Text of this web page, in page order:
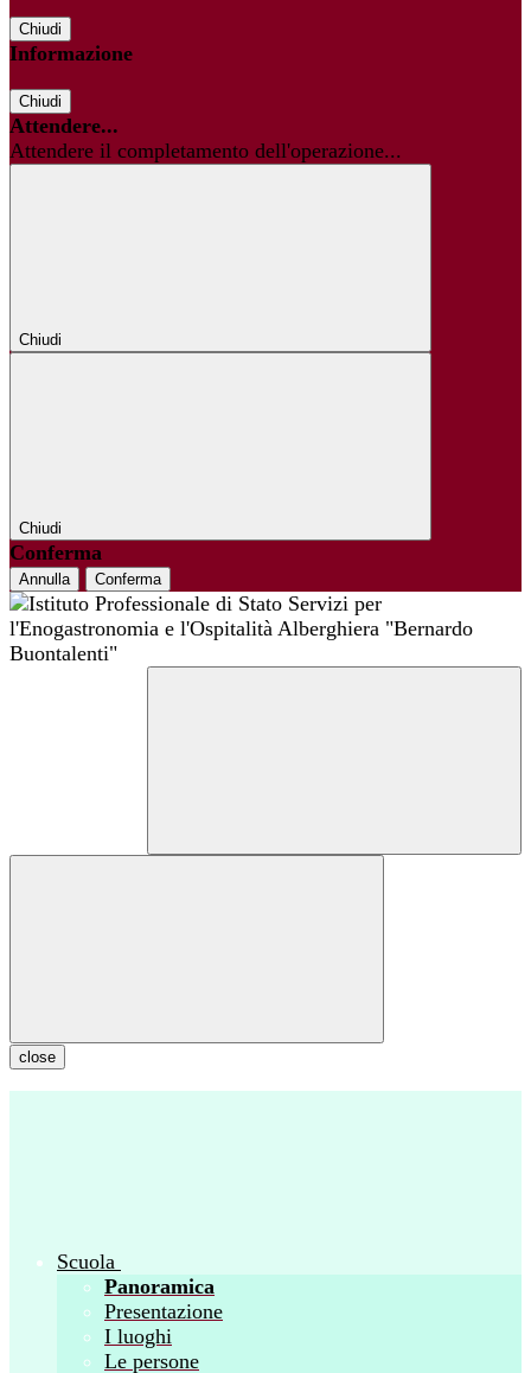
Chiudi
Informazione
Chiudi
Attendere...
Attendere il completamento dell'operazione...
Chiudi
Chiudi
Conferma
Annulla Conferma
close
Scuola
Panoramica
Presentazione
I luoghi
Le persone